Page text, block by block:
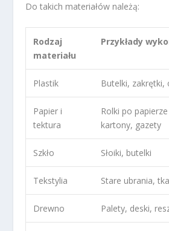
Do takich materiałów należą:
Rodzaj
materiału
Przykłady
Plastik Butelki, zakrętki,
Papier i
tektura
Rolki po
kartony, gazety
Szkło Słoiki, butelki
Tekstylia Stare ubrania,
Drewno Palety, deski,